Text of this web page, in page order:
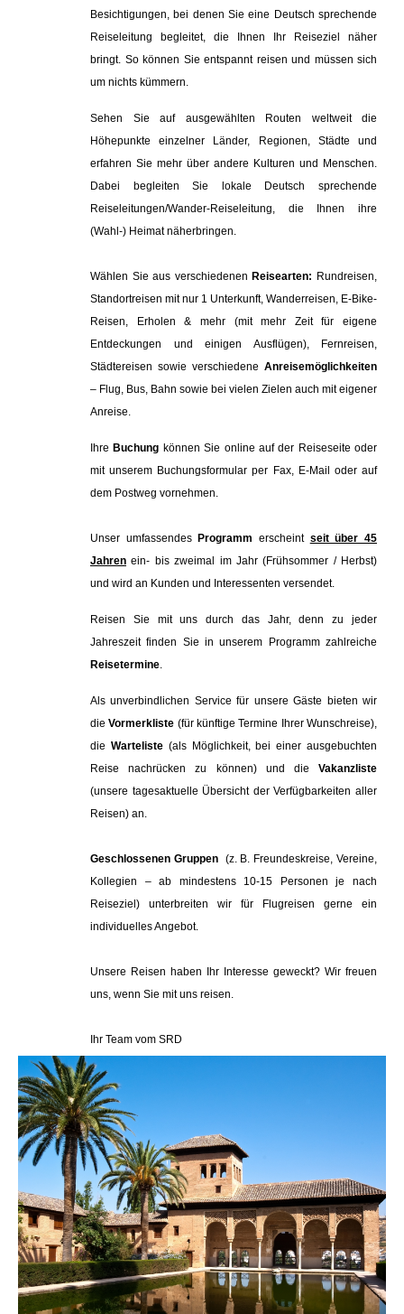
Besichtigungen, bei denen Sie eine Deutsch sprechende
Reiseleitung begleitet, die Ihnen Ihr Reiseziel näher
bringt. So können Sie entspannt reisen und müssen sich
um nichts kümmern.
Sehen Sie auf ausgewählten Routen weltweit die
Höhepunkte einzelner Länder, Regionen, Städte und
erfahren Sie mehr über andere Kulturen und Menschen.
Dabei begleiten Sie lokale Deutsch sprechende
Reiseleitungen/Wander-Reiseleitung, die Ihnen ihre
(Wahl-) Heimat näherbringen.
Wählen Sie aus verschiedenen Reisearten: Rundreisen,
Standortreisen mit nur 1 Unterkunft, Wanderreisen, E-Bike-
Reisen, Erholen & mehr (mit mehr Zeit für eigene
Entdeckungen und einigen Ausflügen), Fernreisen,
Städtereisen sowie verschiedene Anreisemöglichkeiten
– Flug, Bus, Bahn sowie bei vielen Zielen auch mit eigener
Anreise.
Ihre Buchung können Sie online auf der Reiseseite oder
mit unserem Buchungsformular per Fax, E-Mail oder auf
dem Postweg vornehmen.
Unser umfassendes Programm erscheint seit über 45
Jahren ein- bis zweimal im Jahr (Frühsommer / Herbst)
und wird an Kunden und Interessenten versendet.
Reisen Sie mit uns durch das Jahr, denn zu jeder
Jahreszeit finden Sie in unserem Programm zahlreiche
Reisetermine.
Als unverbindlichen Service für unsere Gäste bieten wir
dieVormerkliste (für künftige Termine Ihrer Wunschreise),
die Warteliste(als Möglichkeit, bei einer ausgebuchten
Reise nachrücken zu können) und die Vakanzliste
(unsere tagesaktuelle Übersicht der Verfügbarkeiten aller
Reisen) an.
Geschlossenen Gruppen (z. B. Freundeskreise, Vereine,
Kollegien – ab mindestens 10-15 Personen je nach
Reiseziel) unterbreiten wir für Flugreisen gerne ein
individuelles Angebot.
Unsere Reisen haben Ihr Interesse geweckt? Wir freuen
uns, wenn Sie mit uns reisen.
Ihr Team vom SRD